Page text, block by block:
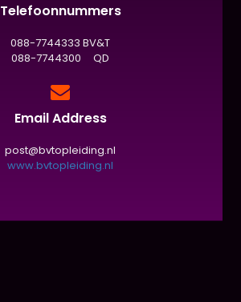
Telefoonnummers
088-7744333 BV&T
088-7744300 QD
Email Address
post@bvtopleiding.nl
www.bvtopleiding.nl